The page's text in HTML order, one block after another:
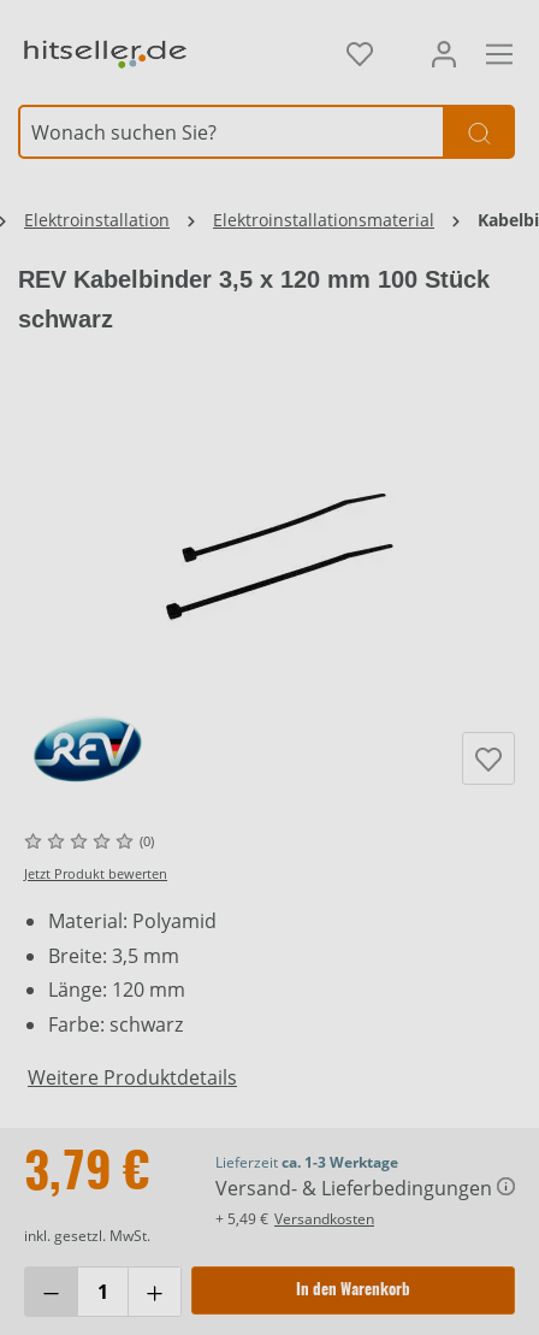
Elektroinstallation Elektroinstallationsmaterial
REV Kabelbinder 3,5 x 120 mm 100 Stück
schwarz
(0)
Jetzt Produkt bewerten
Material: Polyamid
Breite: 3,5 mm
Länge: 120 mm
Farbe: schwarz
Weitere Produktdetails
3,79 €
inkl. gesetzl. MwSt.
Lieferzeitca. 1-3 Werktage
Versand- & Lieferbedingungen
+ 5,49 € Versandkosten
In den Warenkorb